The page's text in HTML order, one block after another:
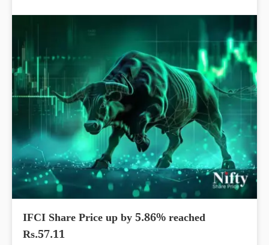
IFCI Share Price up by 5.86% reached
Rs.57.11